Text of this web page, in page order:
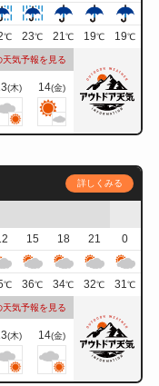
℃ 23℃ 21℃ 19℃ 19℃
気予報を見る
(木) 14(金)
詳しくみる
15 18 21
0
℃ 36℃ 34℃ 32℃ 31℃
気予報を見る
(木) 14(金)